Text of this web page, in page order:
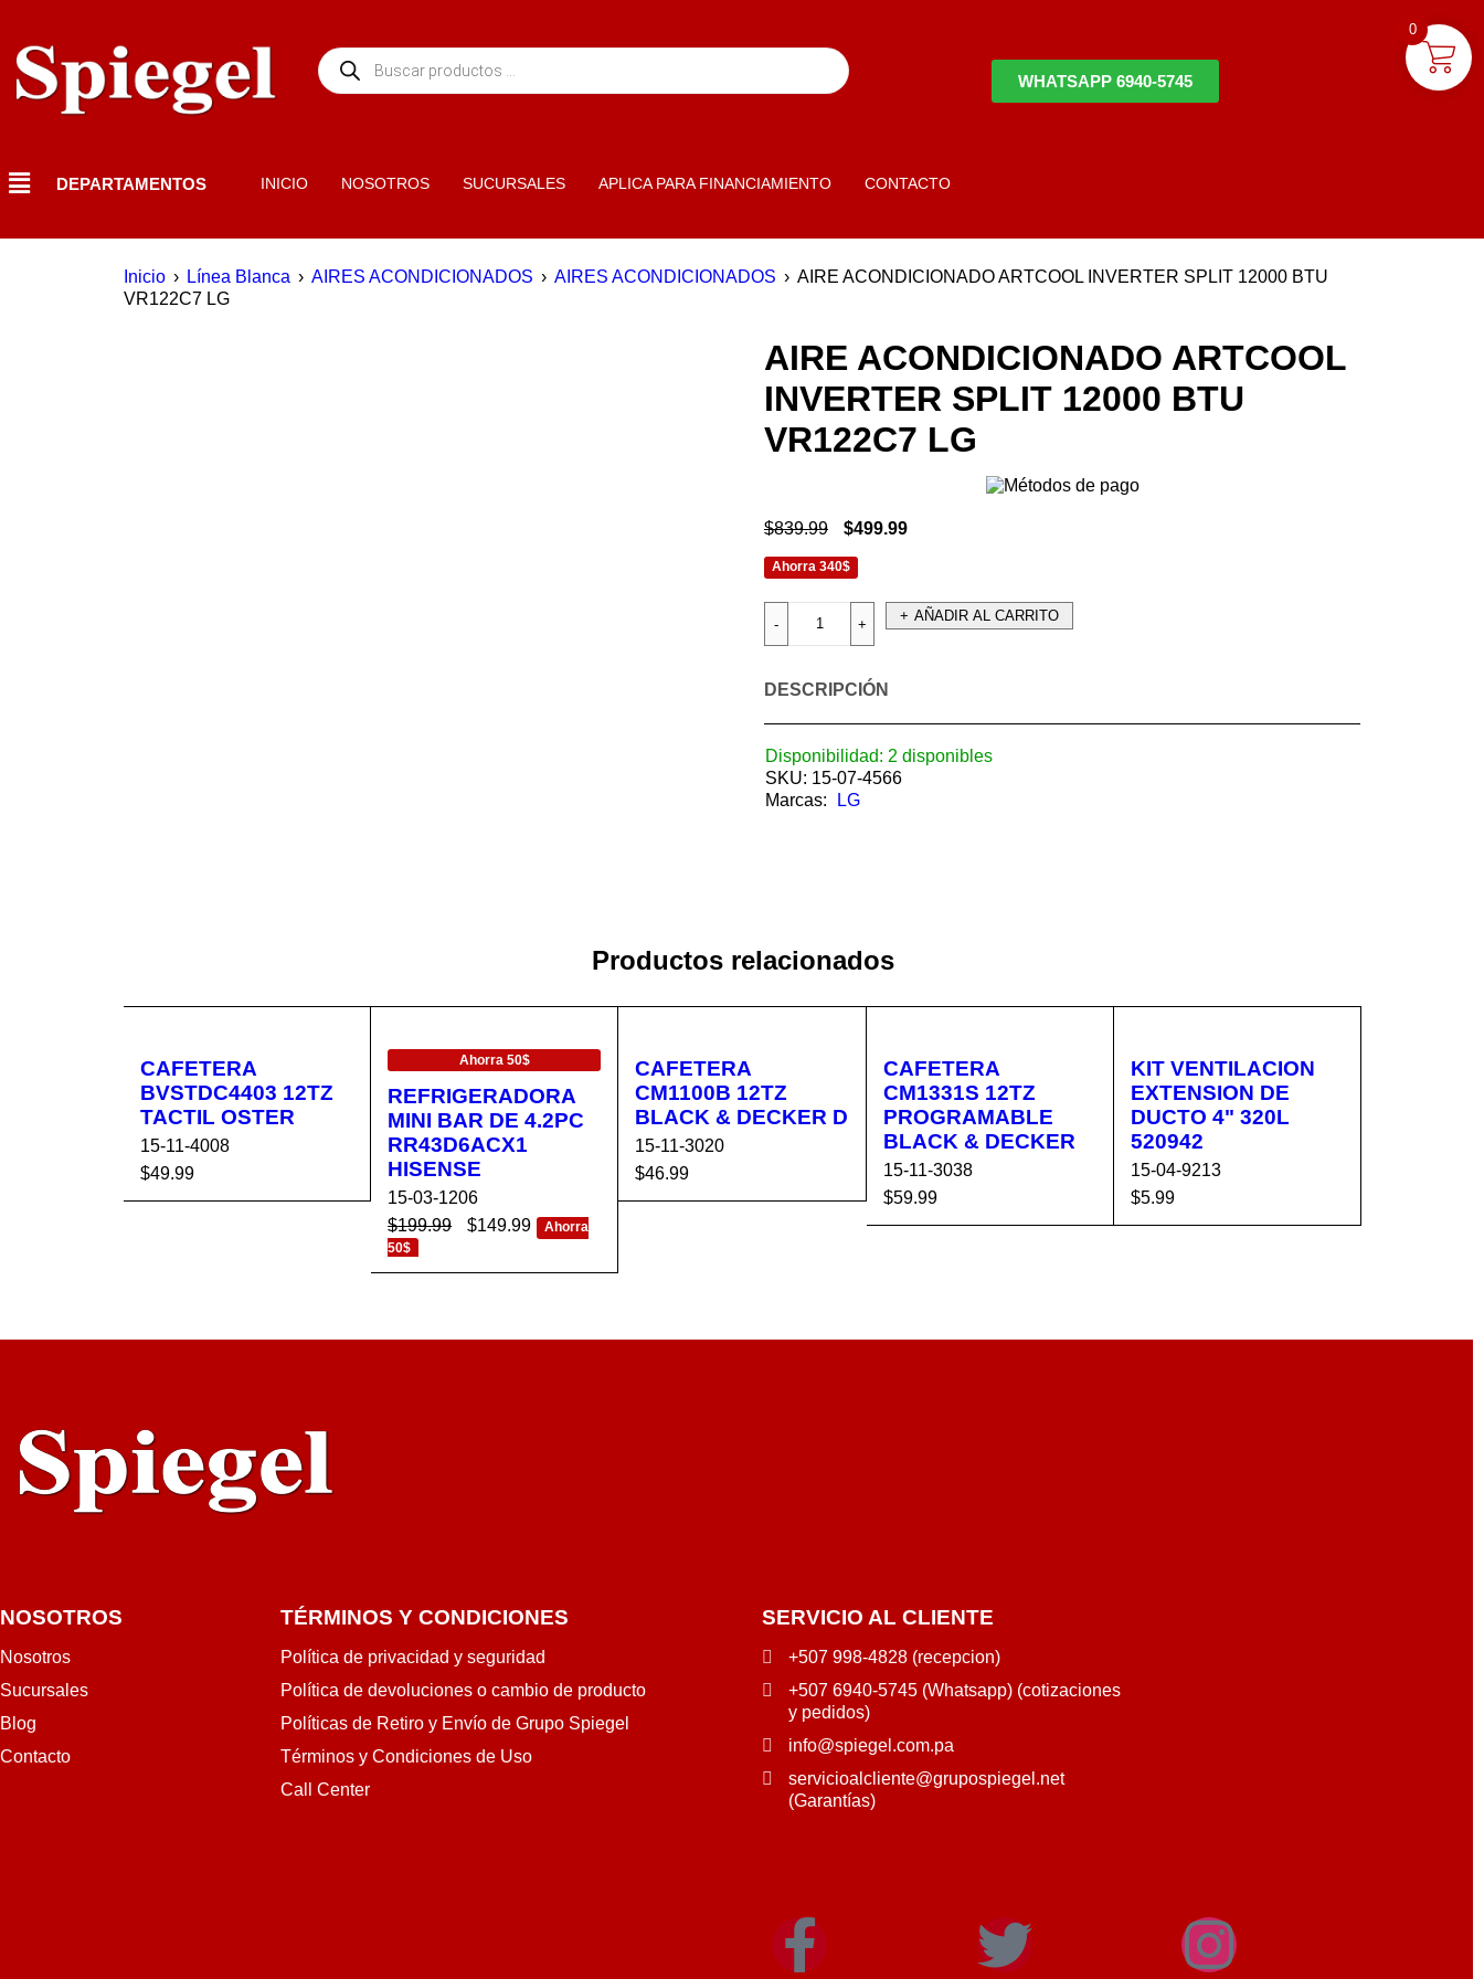
WHATSAPP 6940-5745
DEPARTAMENTOS INICIO NOSOTROS SUCURSALES APLICA PARA FINANCIAMIENTO CONTACTO
Inicio › Línea Blanca › AIRES ACONDICIONADOS › AIRES ACONDICIONADOS › AIRE ACONDICIONADO ARTCOOL INVERTER SPLIT 12000 BTU
VR122C7 LG
AIRE ACONDICIONADO ARTCOOL
INVERTER SPLIT 12000 BTU
VR122C7 LG
$839.99 $499.99
Ahorra 340$
AÑADIR AL CARRITO
DESCRIPCIÓN
Disponibilidad: 2 disponibles
SKU: 15-07-4566
Marcas:
LG
Productos relacionados
CAFETERA
BVSTDC4403 12TZ
TACTIL OSTER
15-11-4008
$49.99
AÑADIR AL CA
VISTA
Ahorra 50$
REFRIGERADORA
MINI BAR DE 4.2PC
RR43D6ACX1
HISENSE
15-03-1206
$199.99 $149.99
Ahorra
50$
AÑADIR AL CA
VISTA
CAFETERA
CM1100B 12TZ
BLACK & DECKER D
15-11-3020
$46.99
AÑADIR AL CA
VISTA
CAFETERA
CM1331S 12TZ
PROGRAMABLE
BLACK & DECKER
15-11-3038
$59.99
AÑADIR AL CA
VISTA
KIT VENTILACION
EXTENSION DE
DUCTO 4" 320L
520942
15-04-9213
$5.99
AÑADIR AL CA
VISTA
NOSOTROS
Nosotros
Sucursales
Blog
Contacto
TÉRMINOS Y CONDICIONES
Política de privacidad y seguridad
Política de devoluciones o cambio de producto
Políticas de Retiro y Envío de Grupo Spiegel
Términos y Condiciones de Uso
Call Center
SERVICIO AL CLIENTE
+507 998-4828 (recepcion)
+507 6940-5745 (Whatsapp) (cotizaciones
y pedidos)
info@spiegel.com.pa
servicioalcliente@grupospiegel.net
(Garantías)
0